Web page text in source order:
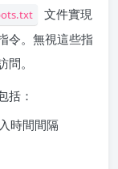
文件實現
令。無視這些指
。
括：
時間間隔